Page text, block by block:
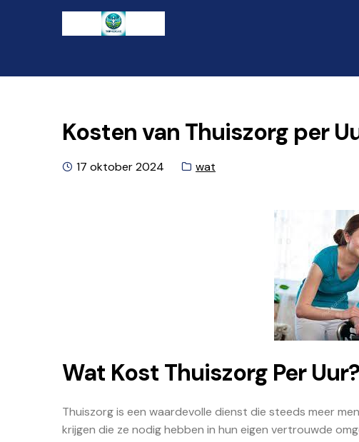
Kosten van Thuiszorg per
Geplaatst
17 oktober 2024 Categorie:
wat
Wat Kost Thuiszorg Per Uur?
Thuiszorg is een waardevolle dienst die steeds meer
krijgen die ze nodig hebben in hun eigen vertrouwde